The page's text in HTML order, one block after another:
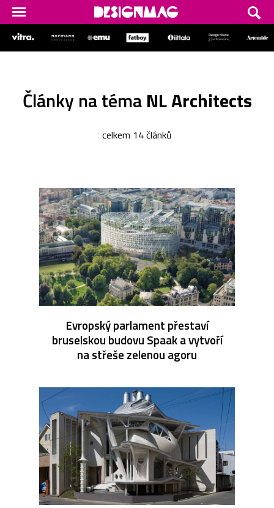
Články na témaNL Architects
celkem 14 článků
Evropský parlament přestaví
bruselskou budovu Spaak a vytvoří
na střeše zelenou agoru